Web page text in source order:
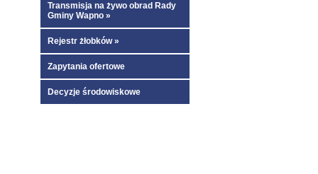
Transmisja na żywo obrad Rady
Gminy Wapno »
Rejestr żłobków »
Zapytania ofertowe
Decyzje środowiskowe